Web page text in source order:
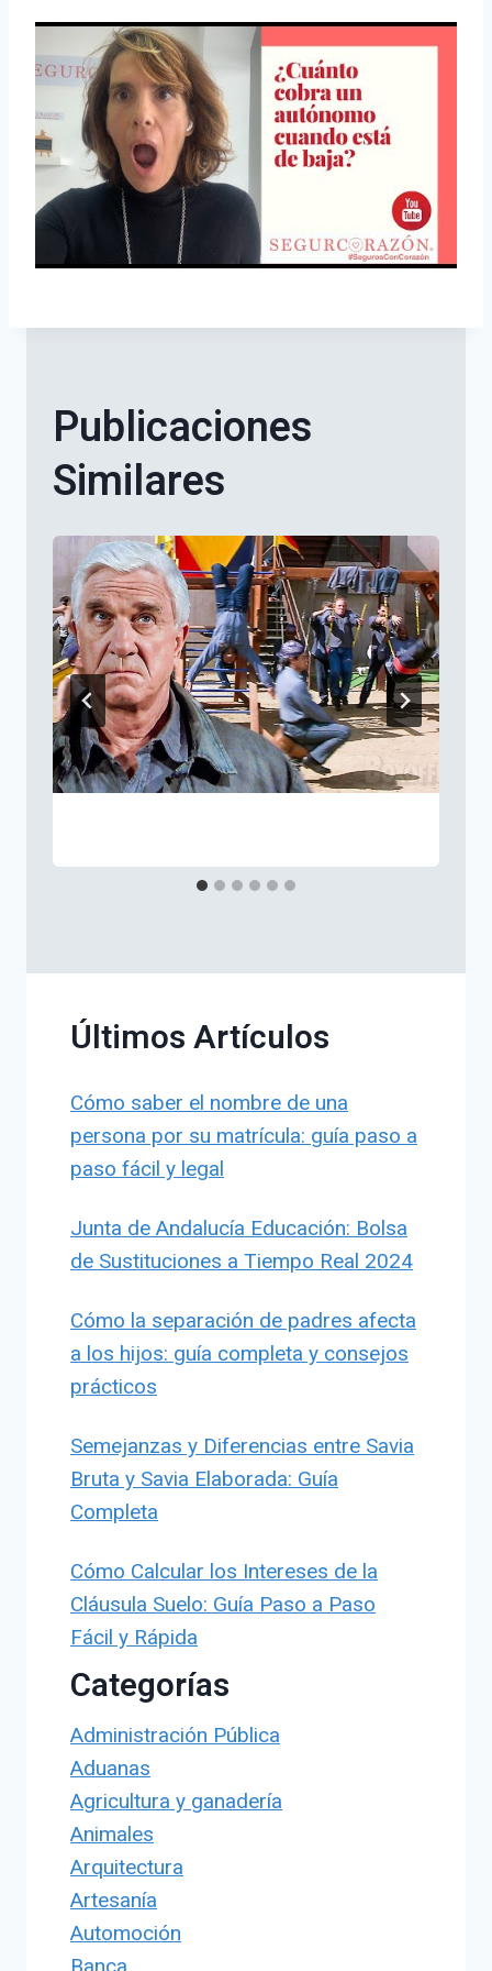
Publicaciones
Similares
Últimos Artículos
Cómo saber el nombre de una
persona por su matrícula: guía paso a
paso fácil y legal
Junta de Andalucía Educación: Bolsa
de Sustituciones a Tiempo Real 2024
Cómo la separación de padres afecta
a los hijos: guía completa y consejos
prácticos
Semejanzas y Diferencias entre Savia
Bruta y Savia Elaborada: Guía
Completa
Cómo Calcular los Intereses de la
Cláusula Suelo: Guía Paso a Paso
Fácil y Rápida
Categorías
Administración Pública
Aduanas
Agricultura y ganadería
Animales
Arquitectura
Artesanía
Automoción
Banca